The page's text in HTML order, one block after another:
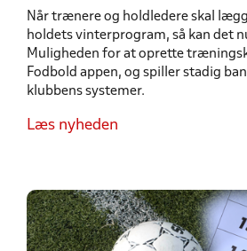
Når trænere og holdledere skal
holdets vinterprogram, så kan det
Muligheden for at oprette
Fodbold appen, og spiller stadig
klubbens systemer.
Læs nyheden